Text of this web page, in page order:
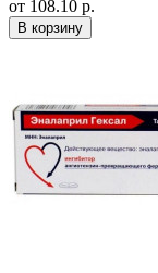
от 108.10 р.
В корзину